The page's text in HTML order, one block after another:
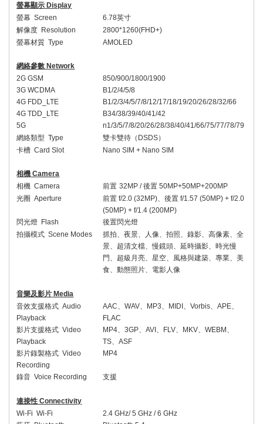
螢幕顯示 Display
螢幕 Screen 6.78英寸
解像度 Resolution 2800*1260(FHD+)
螢幕材質 Type AMOLED
網絡參數 Network
2G GSM
850/900/1800/1900
3G WCDMA
B1/2/4/5/8
4G FDD_LTE
B1/2/3/4/5/7/8/12/17/18/19/20/26/28/32/66
4G TDD_LTE
B34/38/39/40/41/42
5G
n1/3/5/7/8/20/26/28/38/40/41/66/75/77/78/79
網絡類型 Type 雙卡雙待（ DSDS）
卡槽 Card Slot Nano SIM + Nano SIM
相機 Camera
相機 Camera 前置 32MP /後置 50MP+50MP+200MP
光圈 Aperture 前置 f/2.0 (32MP) 、後置 f/1.57 (50MP) + f/2.0
(50MP) + f/1.4 (200MP)
閃光燈 Flash
後置閃光燈
拍攝模式 Scene Modes
抓拍、夜景、人像、拍照、錄影、高像素、全
景、超清文檔、慢鏡頭、延時攝影、時光慢
門、超級月亮、星空、風格與建築、專業、美
食、動態照片、電影人像
音樂及影片 Media
音效支援格式 Audio
Playback
AAC 、WAV MP3 MIDI 、Vorbis 、APE
FLAC
影片支援格式 Video
Playback
MP4 、3GP 、AVI FLV MKV 、WEBM
TS 、ASF
影片錄製格式 Video
Recording
MP4
錄音 Voice Recording 支援
連接性 Connectivity
Wi-Fi Wi-Fi
2.4 GHz/ 5 GHz / 6 GHz